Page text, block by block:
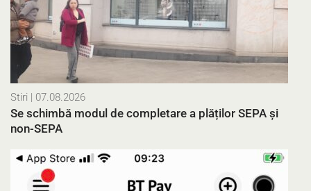
Stiri | 07.08.2026
Se schimbă modul de completare a plăților SEPA și
non-SEPA